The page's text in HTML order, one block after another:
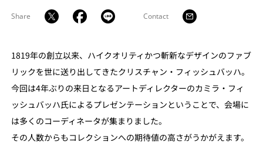
Share Contact
1819年の創立以来、ハイクオリティかつ斬新なデザインのファブ
リックを世に送り出してきたクリスチャン・フィッシュバッハ。
今回は4年ぶりの来日となるアートディレクターのカミラ・フィ
ッシュバッハ氏によるプレゼンテーションということで、会場に
は多くのコーディネータが集まりました。
その人数からもコレクションへの期待値の高さがうかがえます。